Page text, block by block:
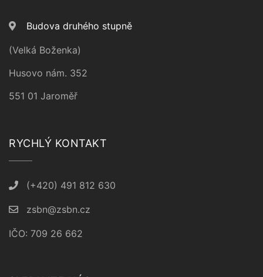
Budova druhého stupně
(Velká Boženka)
Husovo nám. 352
551 01 Jaroměř
RYCHLÝ KONTAKT
(+420) 491 812 630
zsbn@zsbn.cz
IČO: 709 26 662